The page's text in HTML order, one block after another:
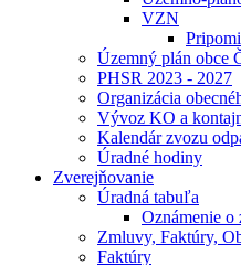
VZN
Územný plán obce
PHSR 2023 - 2027
Organizácia
Vývoz KO a
Kalendár zvozu
Úradné hodiny
Zverejňovanie
Úradná tabuľa
Oznámenie o
Zmluvy, Faktúry,
Faktúry